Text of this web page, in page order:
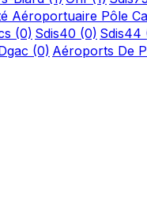
Aéroportuaire Pôle
(0) Sdis40 (0) Sdis44
(0) Aéroports De